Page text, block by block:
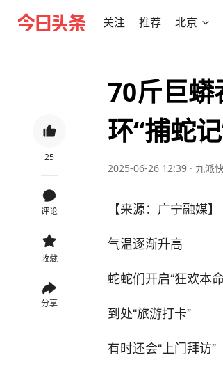
关注 推荐 北京
25
评论
收藏
分享
70斤巨
环“捕蛇
2025-06-26 12:39 · 九派
【来源：广宁融媒】
气温逐渐升高
蛇蛇们开启“狂欢本
到处“旅游打卡”
有时还会“上门拜访”